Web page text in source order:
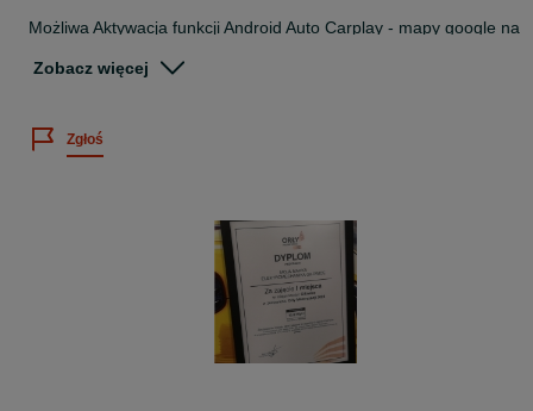
Możliwa Aktywacja funkcji Android Auto Carplay - mapy google na
Z wyłączeniem aut z USA
Sprawdź również inne nasze ogłoszenia OLX Gwarancja, faktura
Opinie klientów wizytówka Google po wpisaniu nazwy mojamarka
gilowice k/ pszczyny 8km od Brzeszcze
Zobacz więcej
Zgłoś